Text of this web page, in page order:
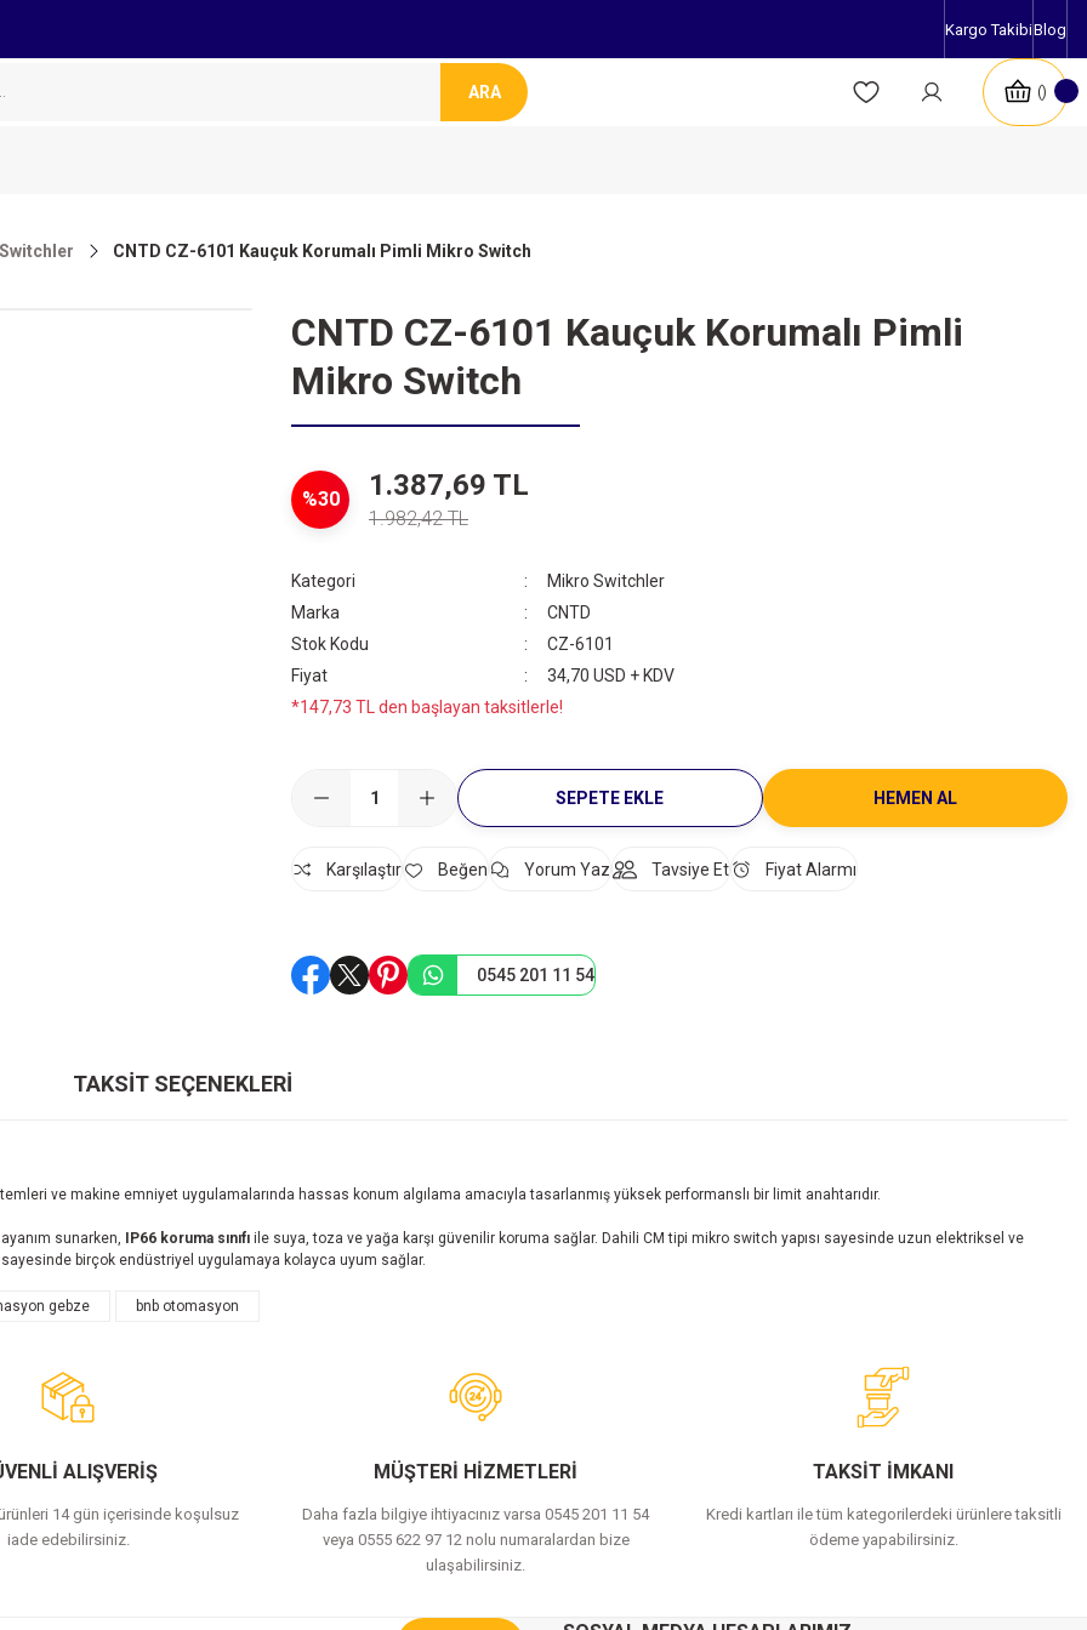
Kargo TakibiBlog
ARA
CNTD CZ-6101 Kauçuk Korumalı Pimli Mikro Switch
CNTD CZ-6101 Kauçuk Korumalı Pimli
Mikro Switch
%30 1.387,69 TL
1.982,42 TL
Kategori
Mikro Switchler
Marka
CNTD
Stok Kodu
CZ-6101
Fiyat
34,70 USD + KDV
*147,73 TL den başlayan taksitlerle!
SEPETE EKLE HEMEN AL
Karşılaştır Yorum Yaz Tavsiye Et Fiyat Alarmı
0545 201 11 54
TAKSIT SEÇENEKLERI
ve makine emniyet uygulamalarında hassas konum algılama amacıyla tasarlanmış yüksek performanslı bir limit anahtarıdır.
sunarken, IP66 koruma sınıfı ile suya, toza ve yağa karşı güvenilir koruma sağlar. Dahili CM tipi mikro switch yapısı sayesinde uzun elektriksel ve
birçok endüstriyel uygulamaya kolayca uyum sağlar.
gebze bnb otomasyon
ALIŞVERİŞ
ürünleri 14 gün içerisinde koşulsuz
iade edebilirsiniz.
MÜŞTERİ HİZMETLERİ
Daha fazla bilgiye ihtiyacınız varsa 0545 201 11 54
veya 0555 622 97 12 nolu numaralardan bize
ulaşabilirsiniz.
TAKSİT İMKANI
Kredi kartları ile tüm kategorilerdeki ürünlere taksitli
ödeme yapabilirsiniz.